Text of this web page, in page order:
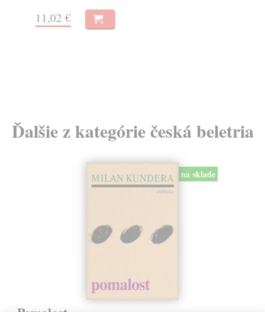
11,02 €
Ďalšie z kategórie česká beletria
na sklade